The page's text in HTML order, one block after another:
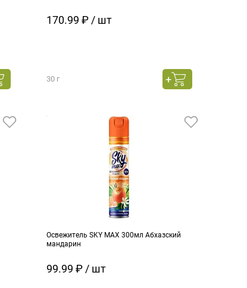
170.99 ₽ / шт
30 г
Освежитель SKY MAX 300мл Абхазский
мандарин
99.99 ₽ / шт